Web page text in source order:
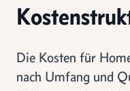
Die Kosten für
nach Umfang und